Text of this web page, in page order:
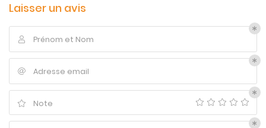
Contact
Laisser un avis
 Prénom et Nom
 Adresse email
 Note